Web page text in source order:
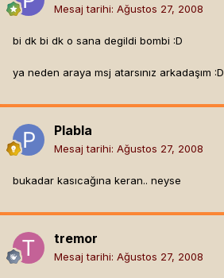
Mesaj tarihi: Ağustos 27, 2008
bi dk bi dk o sana degildi bombi :D
ya neden araya msj atarsınız arkadaşım :D
Plabla
Mesaj tarihi: Ağustos 27, 2008
bukadar kasıcağına keran.. neyse
tremor
Mesaj tarihi: Ağustos 27, 2008